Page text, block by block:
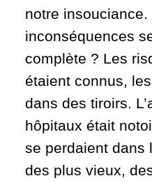
notre
inconséquences
complète ? Les
étaient connus,
dans des tiroirs.
hôpitaux était
se perdaient dans
des plus vieux,